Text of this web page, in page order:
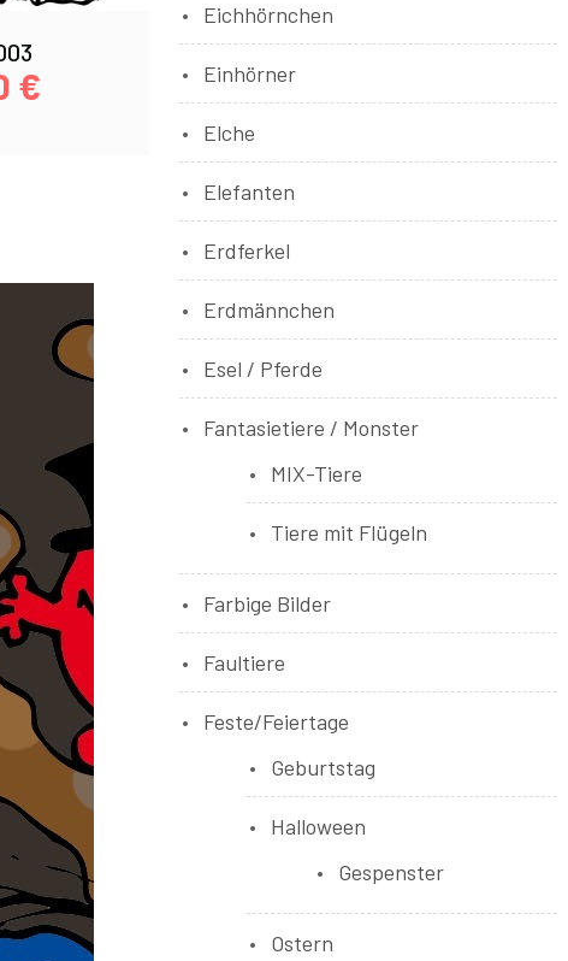
€
Eichhörnchen
Einhörner
Elche
Elefanten
Erdferkel
Erdmännchen
Esel / Pferde
Fantasietiere / Monster
MIX-Tiere
Tiere mit Flügeln
Farbige Bilder
Faultiere
Feste/Feiertage
Geburtstag
Halloween
Gespenster
Ostern